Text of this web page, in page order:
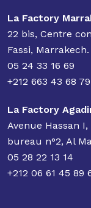
La Factory
22 bis, Centre
Fassi, Marrakech.
05 24 33 16 69
+212 663 43 68 79
La Factory
Avenue Hassan
bureau n°2, Al
05 28 22 13 14
+212 06 61 45 89